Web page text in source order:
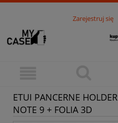
Zarejestruj się
ETUI PANCERNE
NOTE 9 + FOLIA 3D